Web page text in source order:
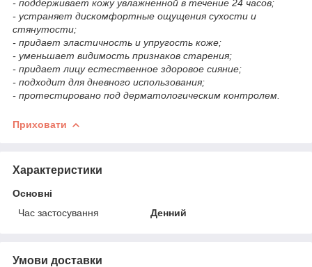
- поддерживает кожу увлажненной в течение 24 часов;
- устраняет дискомфортные ощущения сухости и
стянутости;
- придает эластичность и упругость коже;
- уменьшает видимость признаков старения;
- придает лицу естественное здоровое сияние;
- подходит для дневного использования;
- протестировано под дерматологическим контролем.
Приховати
Характеристики
Основні
Час застосування
Денний
Умови доставки